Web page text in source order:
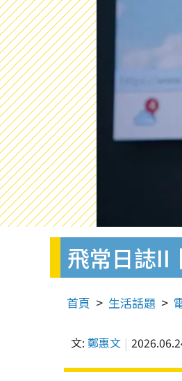
飛常日誌II
首頁 生活話題
文: 鄭惠文